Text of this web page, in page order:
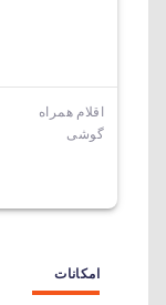
اقلام همراه
گوشی
امکانات